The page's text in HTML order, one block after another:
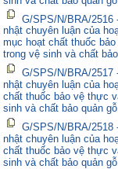
G/SPS/N/BRA/2516
nhật chuyên luận của
mục hoạt chất thuốc
trong vệ sinh và chất
G/SPS/N/BRA/2517
nhật chuyên luận của
chất thuốc bảo vệ thực
sinh và chất bảo quản
G/SPS/N/BRA/2518
nhật chuyên luận của
chất thuốc bảo vệ thực
sinh và chất bảo quản